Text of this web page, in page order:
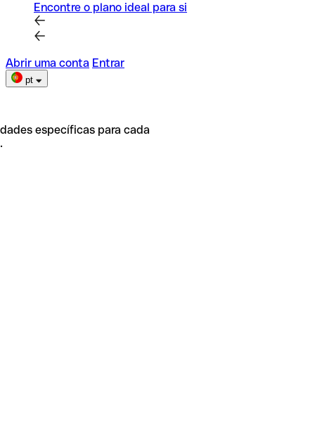
Encontre o plano ideal para si
Abrir uma conta Entrar
pt
específicas para cada